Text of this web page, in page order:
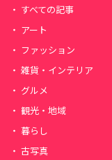
すべての記事
アート
ファッション
雑貨・インテリア
グルメ
観光・地域
暮らし
古写真